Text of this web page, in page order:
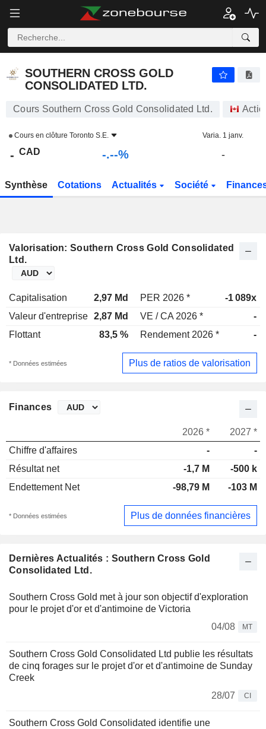
SOUTHERN CROSS GOLD CONSOLIDATED LTD. - $ -
SOUTHERN CROSS GOLD
CONSOLIDATED LTD.
Cours Southern Cross Gold Consolidated Ltd.
Cours en clôture Toronto S.E. Varia. 1 janv.
- CAD -.--% -
Synthèse Cotations Actualités Société
Valorisation: Southern Cross Gold Consolidated
Ltd.
Capitalisation 2,97 Md PER 2026 *
-1 089x
Valeur d'entreprise 2,87 Md VE / CA 2026 *
-
Flottant
83,5 % Rendement 2026 * -
* Données estimées Plus de ratios de valorisation
Dernières Actualités : Southern Cross Gold
Consolidated Ltd.
Southern Cross Gold met à jour son objectif d'exploration
pour le projet d'or et d'antimoine de Victoria
04/08
MT
Southern Cross Gold Consolidated Ltd publie les résultats
de cinq forages sur le projet d'or et d'antimoine de Sunday
Creek
28/07
CI
Southern Cross Gold Consolidated identifie une
Finances
2026 *
2027 *
Chiffre d'affaires
-
-
Résultat net
-1,7 M
-500 k
Endettement Net
-98,79 M -103 M
* Données estimées Plus de données financières